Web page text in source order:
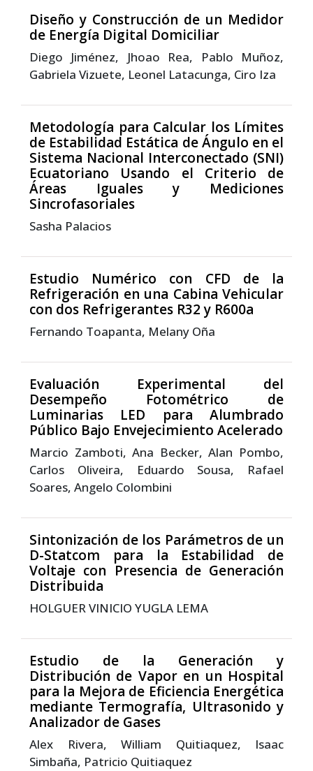
Diseño y Construcción de un Medidor
de Energía Digital Domiciliar
Diego Jiménez, Jhoao Rea, Pablo Muñoz,
Gabriela Vizuete, Leonel Latacunga, Ciro Iza
Metodología para Calcular los Límites
de Estabilidad Estática de Ángulo en el
Sistema Nacional Interconectado (SNI)
Ecuatoriano Usando el Criterio de
Áreas Iguales y Mediciones
Sincrofasoriales
Sasha Palacios
Estudio Numérico con CFD de la
Refrigeración en una Cabina Vehicular
con dos Refrigerantes R32 y R600a
Fernando Toapanta, Melany Oña
Evaluación Experimental del
Desempeño Fotométrico de
Luminarias LED para Alumbrado
Público Bajo Envejecimiento Acelerado
Marcio Zamboti, Ana Becker, Alan Pombo,
Carlos Oliveira, Eduardo Sousa, Rafael
Soares, Angelo Colombini
Sintonización de los Parámetros de un
D-Statcom para la Estabilidad de
Voltaje con Presencia de Generación
Distribuida
HOLGUER VINICIO YUGLA LEMA
Estudio de la Generación y
Distribución de Vapor en un Hospital
para la Mejora de Eficiencia Energética
mediante Termografía, Ultrasonido y
Analizador de Gases
Alex Rivera, William Quitiaquez, Isaac
Simbaña, Patricio Quitiaquez